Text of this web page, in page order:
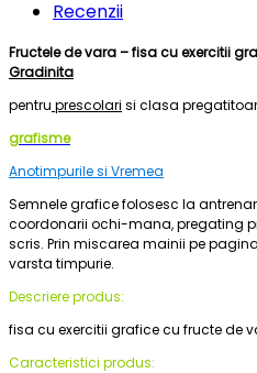
Recenzii
Fructele de vara – fisa cu exercitii
Gradinita
pentru prescolari si clasa
grafisme
Anotimpurile si Vremea
Semnele grafice folosesc la
coordonarii ochi-mana, pregating
scris. Prin miscarea mainii pe
varsta timpurie.
Descriere produs:
fisa cu exercitii grafice cu fructe de
Caracteristici produs: